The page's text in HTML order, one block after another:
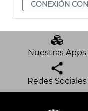
CONEXIÓN
Nuestras Apps
Redes Sociales